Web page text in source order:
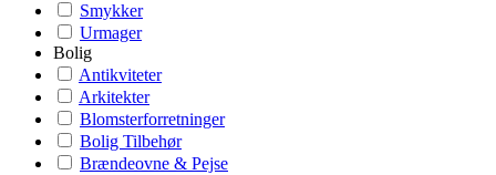
Smykker
Urmager
Bolig
Antikviteter
Arkitekter
Blomsterforretninger
Bolig Tilbehør
Brændeovne & Pejse